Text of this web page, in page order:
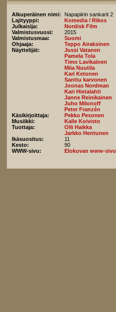
Alkuperäinen nimi:
Napapiirin sankarit 2
Lajityyppi:
Komedia / Rikos
Julkaisija:
Nordisk Film
Valmistusvuosi:
2015
Valmistusmaa:
Suomi
Ohjaaja:
Teppo Airaksinen
Näyttelijät:
Jussi Vatanen
Pamela Tola
Timo Lavikainen
Miia Nuutila
Kari Ketonen
Santtu karvonen
Joonas Nordman
Kari Hietalahti
Janne Reinikainen
Juho Milonoff
Peter Franzén
Käsikirjoittaja:
Pekko Pesonen
Musiikki:
Kalle Koivisto
Tuottaja:
Olli Haikka
Jarkko Hentunen
Ikäsuositus:
11
Kesto:
90
WWW-sivu:
Elokuvan www-sivu